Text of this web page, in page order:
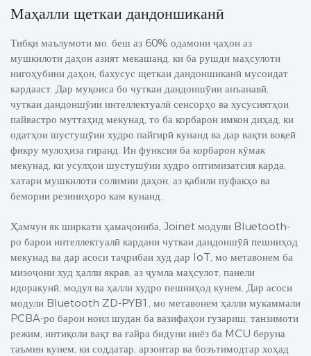
Маҳалли щеткаи дандоншиканӣ
Тибқи маълумоти мо, беш аз 60% одамони ҷаҳон аз
мушкилоти даҳон азият мекашанд, ки ба рушди маҳсулоти
нигоҳубини даҳон, бахусус щеткаи дандоншиканӣ мусоидат
кардааст. Дар муқоиса бо чуткаи дандоншӯии анъанавӣ,
чуткаи дандоншӯии интеллектуалӣ сенсорҳо ва хусусиятҳои
пайвастро муттаҳид мекунад, то ба корбарон имкон диҳад, ки
одатҳои шустушӯии худро пайгирӣ кунанд ва дар вақти воқеӣ
фикру мулоҳиза гиранд. Ин функсия ба корбарон кӯмак
мекунад, ки усулҳои шустушӯии худро оптимизатсия карда,
хатари мушкилоти солимии даҳон, аз қабили пуфакҳо ва
бемории резиниҳоро кам кунанд.
Ҳамчун як ширкати ҳамаҷониба, Joinet модули Bluetooth-
ро барои интеллектуалӣ кардани чуткаи дандоншӯӣ пешниҳод
мекунад ва дар асоси таҷрибаи худ дар IoT, мо метавонем ба
мизоҷони худ ҳалли якрав, аз ҷумла маҳсулот, панели
идоракунӣ, модул ва ҳалли худро пешниҳод кунем. Дар асоси
модули Bluetooth ZD-PYB1, мо метавонем ҳалли мукаммали
PCBA-ро барои ноил шудан ба вазифаҳои гузариш, танзимоти
режим, интиқоли вақт ва ғайра бидуни ниёз ба MCU беруна
таъмин кунем, ки соддатар, арзонтар ва боэътимодтар хоҳад